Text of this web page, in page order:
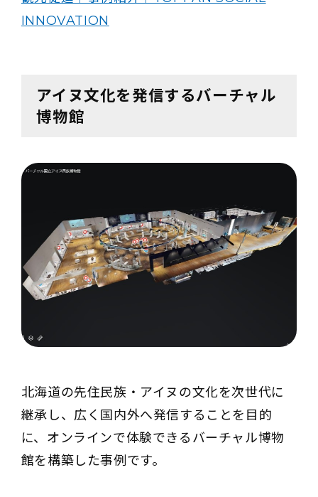
INNOVATION
アイヌ文化を発信するバーチャル
博物館
北海道の先住民族・アイヌの文化を次世代に
継承し、広く国内外へ発信することを目的
に、オンラインで体験できるバーチャル博物
館を構築した事例です。